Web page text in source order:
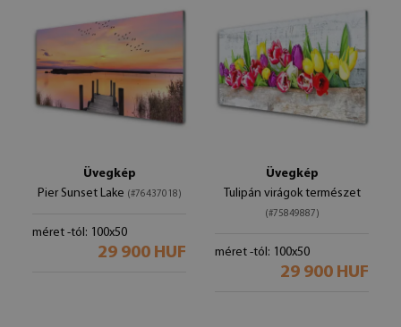
Üvegkép
Pier Sunset Lake (#76437018)
méret -tól: 100x50
29 900 HUF
Üvegkép
Tulipán virágok természet
(#75849887)
méret -tól: 100x50
29 900 HUF